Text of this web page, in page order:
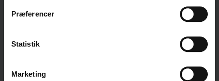
Præferencer
Statistik
Marketing